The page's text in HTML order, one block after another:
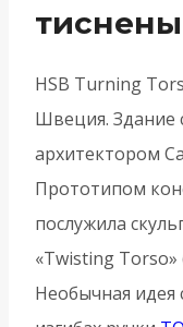
HSB Turning
Швеция. Здание
архитектором
Прототипом
послужила
«Twisting Torso»
Необычная идея